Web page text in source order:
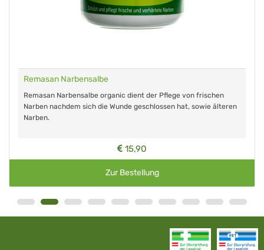
Remasan Narbensalbe
Remasan Narbensalbe organic dient der Pflege von frischen
Narben nachdem sich die Wunde geschlossen hat, sowie älteren
Narben.
15,90
Zur Bestellung